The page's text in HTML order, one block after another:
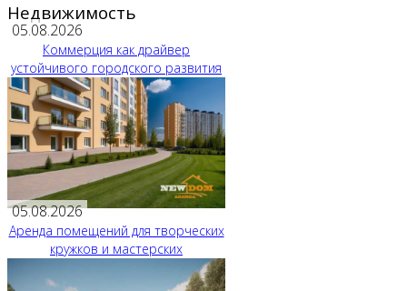
Недвижимость
05.08.2026
Коммерция как драйвер
устойчивого городского развития
05.08.2026
Аренда помещений для творческих
кружков и мастерских